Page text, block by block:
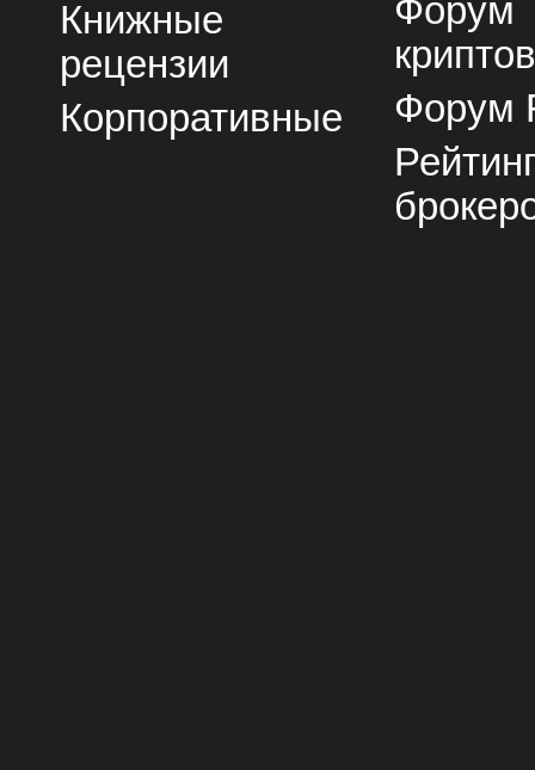
Книжные
рецензии
Корпоративные
Форум
Форум